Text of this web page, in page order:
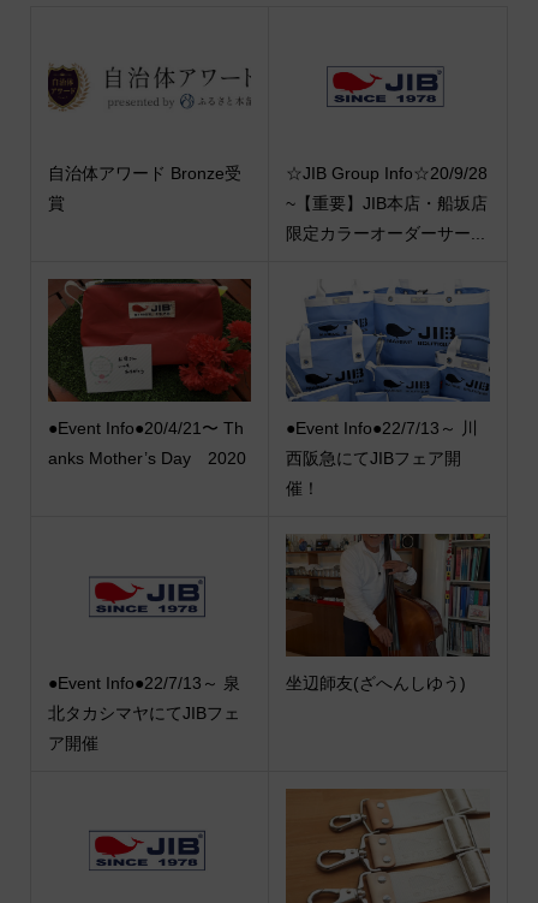
自治体アワード Bronze受
賞
☆JIB Group Info☆20/9/28
~【重要】JIB本店・船坂店
限定カラーオーダーサー...
●Event Info●20/4/21〜 Th
anks Mother’s Day 2020
●Event Info●22/7/13～ 川
西阪急にてJIBフェア開
催！
●Event Info●22/7/13～ 泉
北タカシマヤにてJIBフェ
ア開催
坐辺師友(ざへんしゆう)